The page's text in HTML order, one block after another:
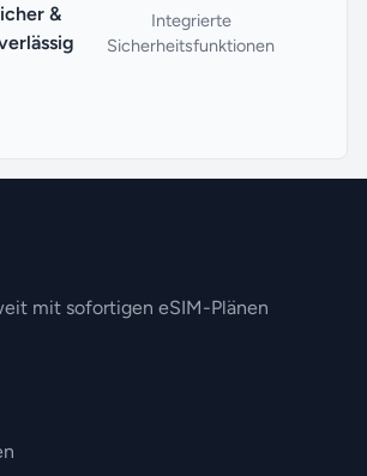
&
Integrierte
Sicherheitsfunktionen
mit sofortigen eSIM-Plänen